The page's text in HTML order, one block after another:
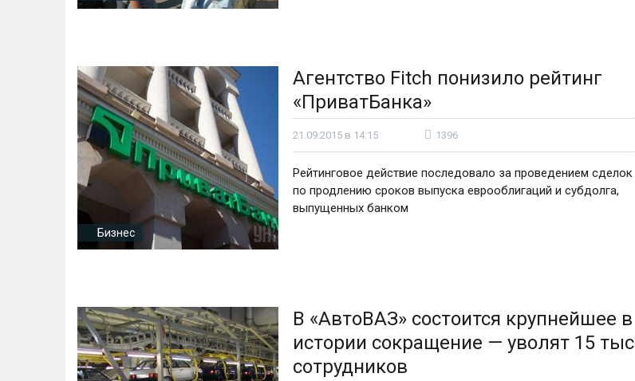
Бизнес
Агентство Fitch понизило рейтинг
«ПриватБанка»
21.09.2015 в 14:15 1396
Рейтинговое действие последовало за проведением сделок
по продлению сроков выпуска еврооблигаций и субдолга,
выпущенных банком
В «АвтоВАЗ» состоится крупнейшее в
истории сокращение — уволят 15 тыс
сотрудников